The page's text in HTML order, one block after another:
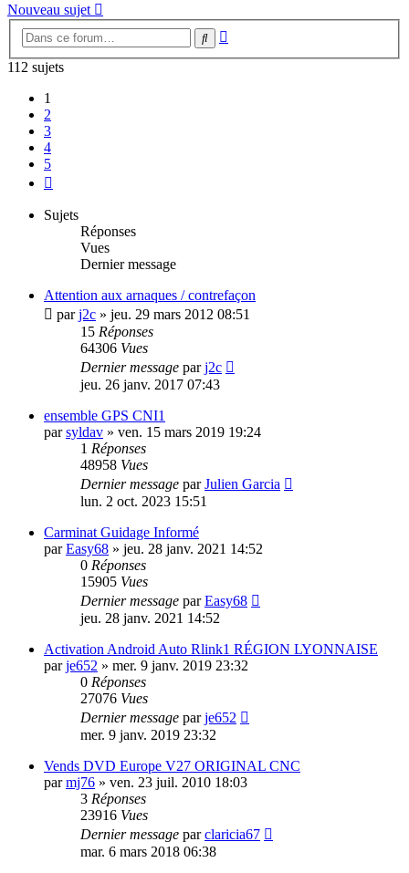
Nouveau sujet
Rechercher
112 sujets
1
2
3
4
5
Sujets
Réponses
Vues
Dernier message
Attention aux arnaques / contrefaçon
parj2c » jeu. 29 mars 2012 08:51
15 Réponses
64306 Vues
Dernier message parj2c
jeu. 26 janv. 2017 07:43
ensemble GPS CNI1
parsyldav » ven. 15 mars 2019 19:24
1 Réponses
48958 Vues
Dernier message parJulien Garcia
lun. 2 oct. 2023 15:51
Carminat Guidage Informé
parEasy68 » jeu. 28 janv. 2021 14:52
0 Réponses
15905 Vues
Dernier message parEasy68
jeu. 28 janv. 2021 14:52
Activation Android Auto Rlink1 RÉGION LYONNAISE
parje652 » mer. 9 janv. 2019 23:32
0 Réponses
27076 Vues
Dernier message parje652
mer. 9 janv. 2019 23:32
Vends DVD Europe V27 ORIGINAL CNC
parmj76 » ven. 23 juil. 2010 18:03
3 Réponses
23916 Vues
Dernier message parclaricia67
mar. 6 mars 2018 06:38